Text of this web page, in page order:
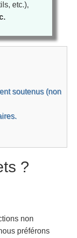
etc.),
soutenus (non
?
non
préférons